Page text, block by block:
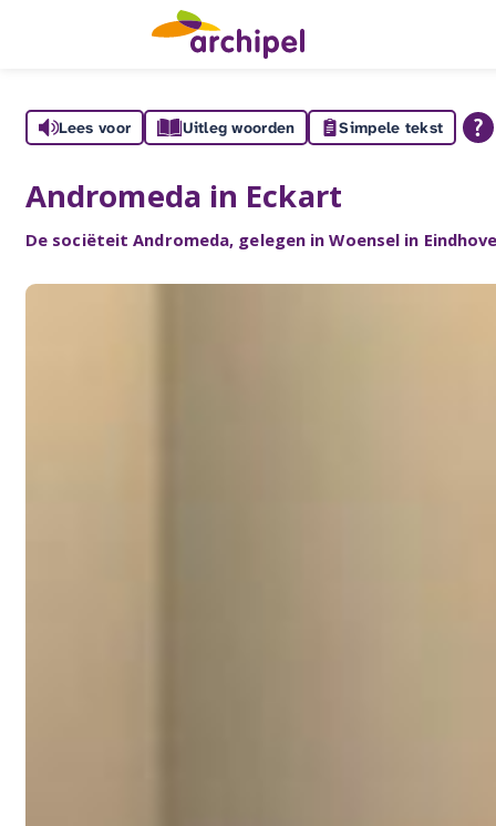
Lees voor Uitleg woorden Simpele tekst
Andromeda in Eckart
De sociëteit Andromeda, gelegen in Woensel in